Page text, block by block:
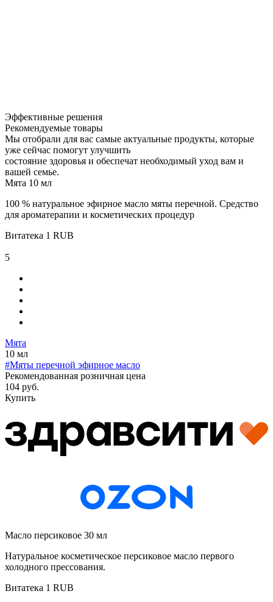
Эффективные решения
Рекомендуемые товары
Мы отобрали для вас самые актуальные продукты, которые
уже сейчас помогут улучшить
состояние здоровья и обеспечат необходимый уход вам и
вашей семье.
Мята 10 мл
100 % натуральное эфирное масло мяты перечной. Средство
для ароматерапии и косметических процедур
Витатека 1 RUB
5
Мята
10 мл
#Мяты перечной эфирное масло
Рекомендованная розничная цена
104 руб.
Купить
Масло персиковое 30 мл
Натуральное косметическое персиковое масло первого
холодного прессования.
Витатека 1 RUB